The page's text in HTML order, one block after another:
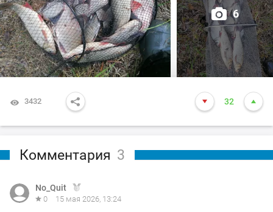
6
3432 32
Комментария 3
No_Quit
0 15 мая 2026, 13:24